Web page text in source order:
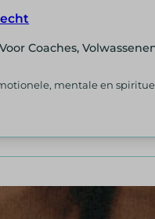
Coaches,
mentale en